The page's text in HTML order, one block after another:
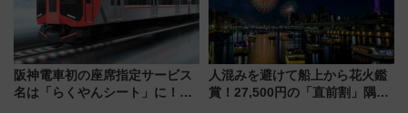
阪神電車初の座席指定サービス
名は「らくやんシート」に！新
人混みを避けて船上から花火鑑
賞！27,500円の「直前割」隅田